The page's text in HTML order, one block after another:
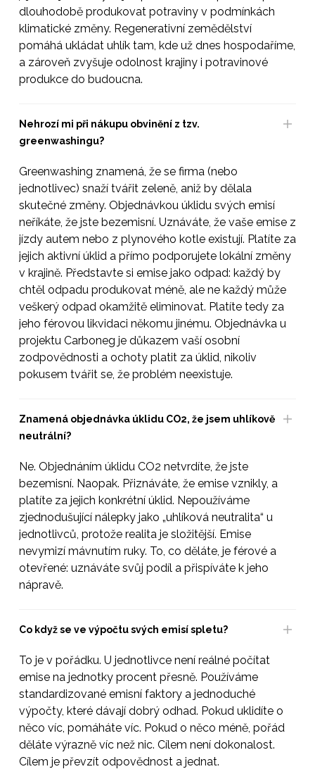
dlouhodobě produkovat potraviny v podmínkách
klimatické změny. Regenerativní zemědělství
pomáhá ukládat uhlík tam, kde už dnes hospodaříme,
a zároveň zvyšuje odolnost krajiny i potravinové
produkce do budoucna.
Nehrozí mi při nákupu obvinění z tzv.
greenwashingu?
Greenwashing znamená, že se firma (nebo
jednotlivec) snaží tvářit zeleně, aniž by dělala
skutečné změny. Objednávkou úklidu svých emisí
neříkáte, že jste bezemisní. Uznáváte, že vaše emise z
jízdy autem nebo z plynového kotle existují. Platíte za
jejich aktivní úklid a přímo podporujete lokální změny
v krajině. Představte si emise jako odpad: každý by
chtěl odpadu produkovat méně, ale ne každý může
veškerý odpad okamžitě eliminovat. Platíte tedy za
jeho férovou likvidaci někomu jinému. Objednávka u
projektu Carboneg je důkazem vaší osobní
zodpovědnosti a ochoty platit za úklid, nikoliv
pokusem tvářit se, že problém neexistuje.
Znamená objednávka úklidu CO2, že jsem uhlíkově
neutrální?
Ne. Objednáním úklidu CO2 netvrdíte, že jste
bezemisní. Naopak. Přiznáváte, že emise vznikly, a
platíte za jejich konkrétní úklid. Nepoužíváme
zjednodušující nálepky jako „uhlíková neutralita“ u
jednotlivců, protože realita je složitější. Emise
nevymizí mávnutím ruky. To, co děláte, je férové a
otevřené: uznáváte svůj podíl a přispíváte k jeho
nápravě.
Co když se ve výpočtu svých emisí spletu?
To je v pořádku. U jednotlivce není reálné počítat
emise na jednotky procent přesně. Používáme
standardizované emisní faktory a jednoduché
výpočty, které dávají dobrý odhad. Pokud uklidíte o
něco víc, pomáháte víc. Pokud o něco méně, pořád
děláte výrazně víc než nic. Cílem není dokonalost.
Cílem je převzít odpovědnost a jednat.